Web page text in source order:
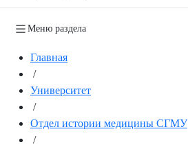
Меню раздела
Главная
/
Университет
/
Отдел истории медицины СГМУ
/